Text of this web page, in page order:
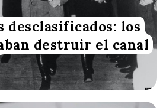
desclasificados: los
destruir el canal